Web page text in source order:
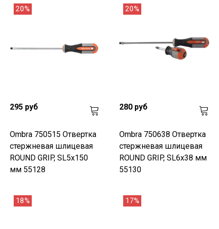
20%
295 руб
Ombra 750515 Отвертка
стержневая шлицевая
ROUND GRIP, SL5x150
мм 55128
20%
280 руб
Ombra 750638 Отвертка
стержневая шлицевая
ROUND GRIP, SL6x38 мм
55130
18% 17%